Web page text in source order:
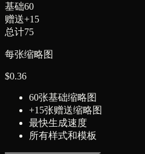
基础60
赠送+15
总计75
每张缩略图
$0.36
60张基础缩略图
+15张赠送缩略图
最快生成速度
所有样式和模板